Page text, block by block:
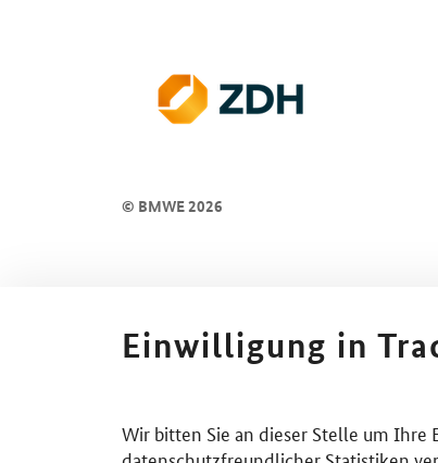
© BMWE 2026
Einwilligung in
Wir bitten Sie an dieser Stelle um